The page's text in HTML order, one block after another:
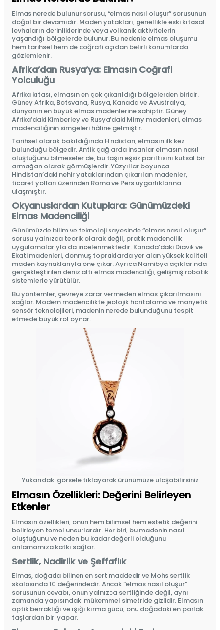
Elmas nerede bulunur sorusu, “elmas nasıl oluşur” sorusunun
doğal bir devamıdır. Maden yatakları, genellikle eski kıtasal
levhaların derinliklerinde veya volkanik aktivitelerin
yaşandığı bölgelerde bulunur. Bu nedenle elmas oluşumu
hem tarihsel hem de coğrafi açıdan belirli konumlarda
gözlemlenir.
Afrika’dan Rusya’ya: Elmasın Coğrafi
Yolculuğu
Afrika kıtası, elmasın en çok çıkarıldığı bölgelerden biridir.
Güney Afrika, Botsvana, Rusya, Kanada ve Avustralya,
dünyanın en büyük elmas madenlerine sahiptir. Güney
Afrika’daki Kimberley ve Rusya’daki Mirny madenleri, elmas
madenciliğinin simgeleri hâline gelmiştir.
Tarihsel olarak bakıldığında Hindistan, elmasın ilk kez
bulunduğu bölgedir. Antik çağlarda insanlar elmasın nasıl
oluştuğunu bilmeseler de, bu taşın eşsiz parıltısını kutsal bir
armağan olarak görmüşlerdir. Yüzyıllar boyunca
Hindistan’daki nehir yataklarından çıkarılan madenler,
ticaret yolları üzerinden Roma ve Pers uygarlıklarına
ulaşmıştır.
Okyanuslardan Kutuplara: Günümüzdeki
Elmas Madenciliği
Günümüzde bilim ve teknoloji sayesinde “elmas nasıl oluşur”
sorusu yalnızca teorik olarak değil, pratik madencilik
uygulamalarıyla da incelenmektedir. Kanada’daki Diavik ve
Ekati madenleri, donmuş topraklarda yer alan yüksek kaliteli
maden kaynaklarıyla öne çıkar. Ayrıca Namibya açıklarında
gerçekleştirilen deniz altı elmas madenciliği, gelişmiş robotik
sistemlerle yürütülür.
Bu yöntemler, çevreye zarar vermeden elmas çıkarılmasını
sağlar. Modern madencilikte jeolojik haritalama ve manyetik
sensör teknolojileri, madenin nerede bulunduğunu tespit
etmede büyük rol oynar.
Yukarıdaki görsele tıklayarak ürünümüze ulaşabilirsiniz
Elmasın Özellikleri: Değerini Belirleyen
Etkenler
Elmasın özellikleri, onun hem bilimsel hem estetik değerini
belirleyen temel unsurlardır. Her biri, bu madenin nasıl
oluştuğunu ve neden bu kadar değerli olduğunu
anlamamıza katkı sağlar.
Sertlik, Nadirlik ve Şeffaflık
Elmas, doğada bilinen en sert maddedir ve Mohs sertlik
skalasında 10 değerindedir. Ancak “elmas nasıl oluşur”
sorusunun cevabı, onun yalnızca sertliğinde değil, aynı
zamanda yapısındaki mükemmel simetride gizlidir. Elmasın
optik berraklığı ve ışığı kırma gücü, onu doğadaki en parlak
taşlardan biri yapar.